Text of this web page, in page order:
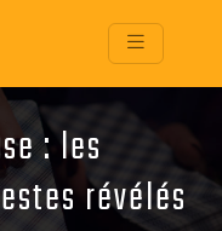
: les
révélés